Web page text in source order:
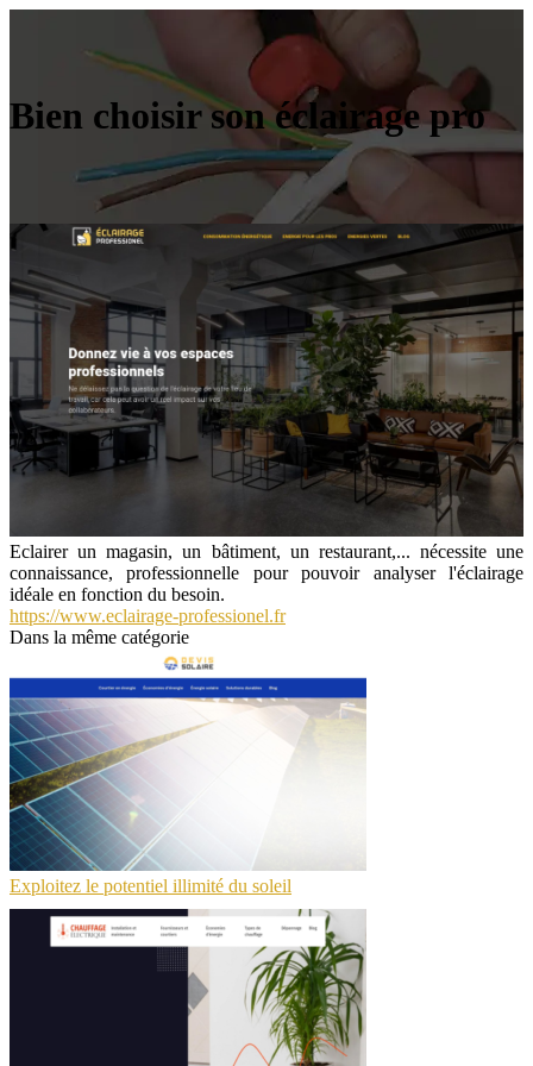
Bien choisir son éclairage pro
Eclairer un magasin, un bâtiment, un restaurant,... nécessite une
connaissance, professionnelle pour pouvoir analyser l'éclairage
idéale en fonction du besoin.
https://www.eclairage-professionel.fr
Dans la même catégorie
Exploitez le potentiel illimité du soleil